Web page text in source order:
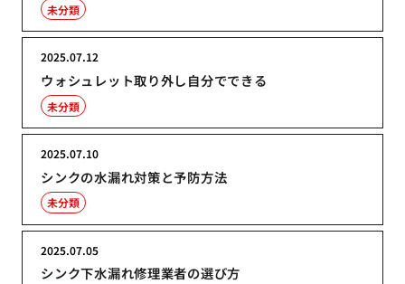
未分類
ウォシュレット取り外し自分でできる
2025.07.12
未分類
シンクの水漏れ対策と予防方法
2025.07.10
未分類
シンク下水漏れ修理業者の選び方
2025.07.05